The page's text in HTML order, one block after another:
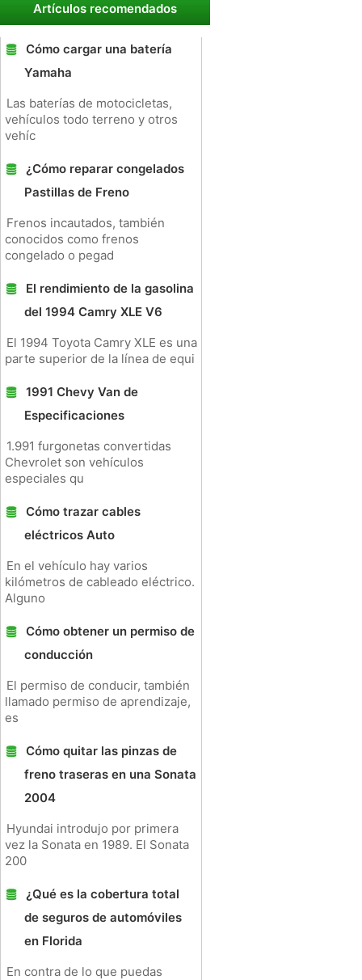
Artículos recomendados
Cómo cargar una batería
Yamaha
Las baterías de motocicletas,
vehículos todo terreno y otros
vehíc
¿Cómo reparar congelados
Pastillas de Freno
Frenos incautados, también
conocidos como frenos
congelado o pegad
El rendimiento de la gasolina
del 1994 Camry XLE V6
El 1994 Toyota Camry XLE es una
parte superior de la línea de equi
1991 Chevy Van de
Especificaciones
1.991 furgonetas convertidas
Chevrolet son vehículos
especiales qu
Cómo trazar cables
eléctricos Auto
En el vehículo hay varios
kilómetros de cableado eléctrico.
Alguno
Cómo obtener un permiso de
conducción
El permiso de conducir, también
llamado permiso de aprendizaje,
es
Cómo quitar las pinzas de
freno traseras en una Sonata
2004
Hyundai introdujo por primera
vez la Sonata en 1989. El Sonata
200
¿Qué es la cobertura total
de seguros de automóviles
en Florida
En contra de lo que puedas